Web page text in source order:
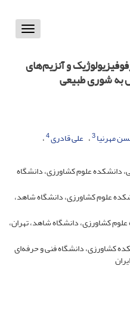
Toggle
و آنزیم‌های
به شوری طبیعی
مهرنیا3 علی قادری4
دانشکده علوم کشاورزی، دانشگاه
علوم کشاورزی، دانشگاه شاهد،
کشاورزی، دانشگاه شاهد، تهران،
کشاورزی، دانشگاه فنی و حرفه‌ای